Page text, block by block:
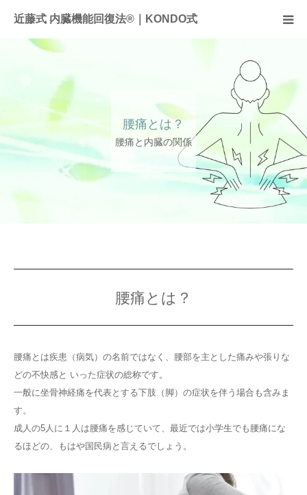
近藤式 内臓機能回復法®｜KONDO式
腰痛とは？
腰痛と内臓の関係
腰痛とは？
腰痛とは疾患（病気）の名前ではなく、腰部を主とした痛みや張りな
どの不快感と いった症状の総称です。
一般に坐骨神経痛を代表とする下肢（脚）の症状を伴う場合も含みま
す。
成人の5人に１人は腰痛を感じていて、最近では小学生でも腰痛にな
るほどの、もはや国民病と言えるでしょう。
症例
サロンのご案内